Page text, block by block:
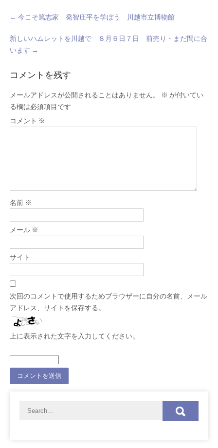
navigation
← 今こそ篤志家 発智庄平を学ぼう 川越市立博物館
新しいハムレットを川越で ８月６日７日 前売り・まだ間に合
います →
コメントを残す
メールアドレスが公開されることはありません。 ※ が付いてい
る欄は必須項目です
コメント ※
名前 ※
メール ※
サイト
次回のコメントで使用するためブラウザーに自分の名前、メール
アドレス、サイトを保存する。
上に表示された文字を入力してください。